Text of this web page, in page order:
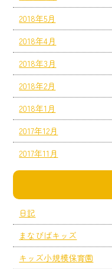
2018年5月
2018年4月
2018年3月
2018年2月
2018年1月
2017年12月
2017年11月
日記
まなびばキッズ
キッズ小規模保育園